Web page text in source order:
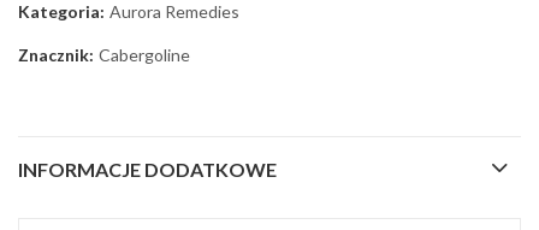
Kategoria: Aurora Remedies
Znacznik: Cabergoline
INFORMACJE DODATKOWE